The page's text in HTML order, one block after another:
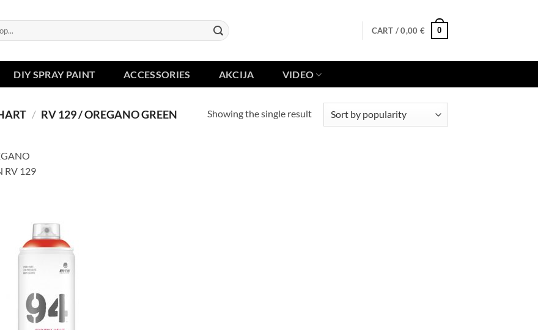
CART /0,00 € 0
DIY SPRAY PAINT ACCESSORIES AKCIJA VIDEO
/ RV 129 / OREGANO GREEN Showing the single result